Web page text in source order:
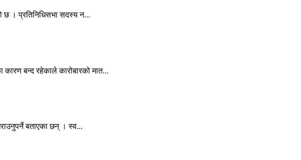
छ । प्रतिनिधिसभा सदस्य न...
बन्द रहेकाले कारोबारको मात...
बताएका छन् । स्व...